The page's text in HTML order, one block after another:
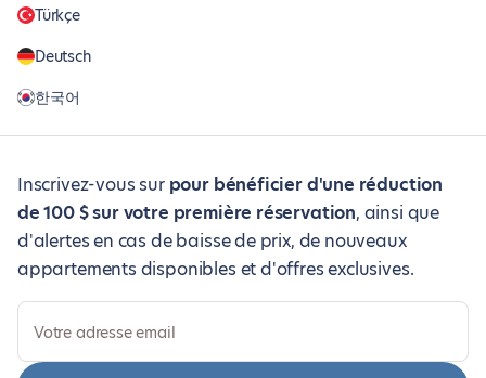
Türkçe
Deutsch
한국어
Inscrivez-vous sur pour bénéficier d'une réduction
de 100 $ sur votre première réservation, ainsi que
d'alertes en cas de baisse de prix, de nouveaux
appartements disponibles et d'offres exclusives.
Votre adresse email